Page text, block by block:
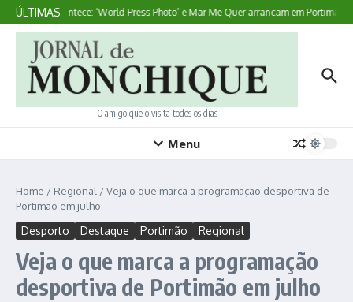
Ir para o conteúdo
ÚLTIMAS
Aqui Acontece: ‘World Press Photo’ e Mar Me Quer arrancam em Portimão
O amigo que o visita todos os dias
Menu
Home / Regional /Veja o que marca a programação desportiva de
Portimão em julho
Desporto Destaque Portimão Regional
Veja o que marca a programação
desportiva de Portimão em julho